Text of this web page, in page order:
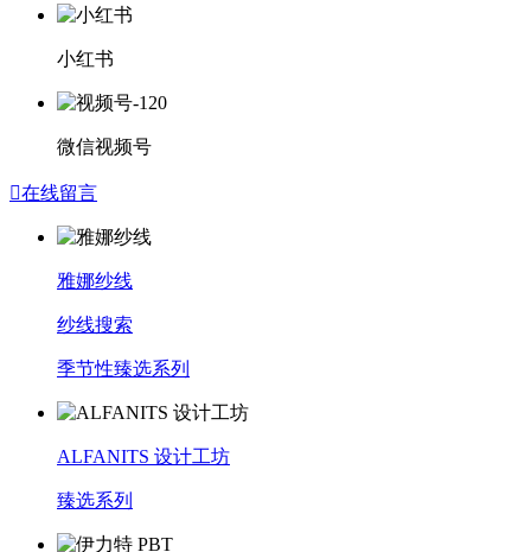
小红书
微信视频号
在线留言
雅娜纱线
纱线搜索
季节性臻选系列
ALFANITS 设计工坊
臻选系列